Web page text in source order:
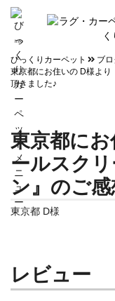
info
びっくりカーペット ブ
東京都にお住いの D様より
頂きました♪
東京都に
ールスク
ン』のご
東京都 D様
レビュー